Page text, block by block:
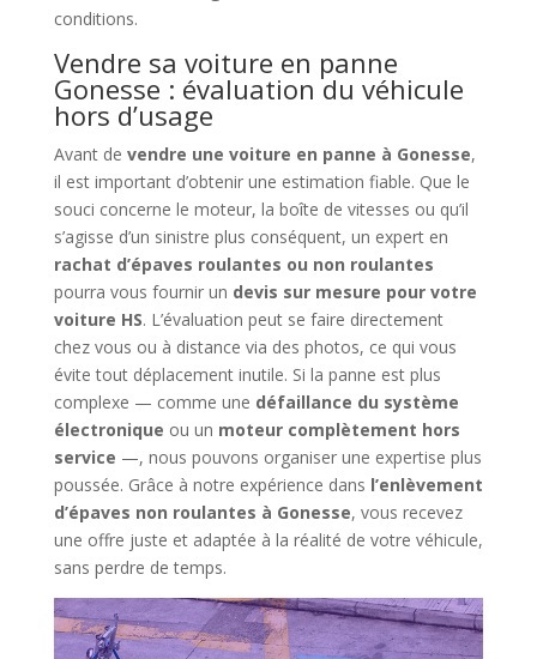
conditions.
Vendre sa voiture en panne
Gonesse : évaluation du véhicule
hors d’usage
Avant de vendre une voiture en panne à Gonesse,
il est important d’obtenir une estimation fiable. Que le
souci concerne le moteur, la boîte de vitesses ou qu’il
s’agisse d’un sinistre plus conséquent, un expert en
rachat d’épaves roulantes ou non roulantes
pourra vous fournir un devis sur mesure pour votre
voiture HS. L’évaluation peut se faire directement
chez vous ou à distance via des photos, ce qui vous
évite tout déplacement inutile. Si la panne est plus
complexe — comme une défaillance du système
électronique ou un moteur complètement hors
service —, nous pouvons organiser une expertise plus
poussée. Grâce à notre expérience dans l’enlèvement
d’épaves non roulantes à Gonesse, vous recevez
une offre juste et adaptée à la réalité de votre véhicule,
sans perdre de temps.